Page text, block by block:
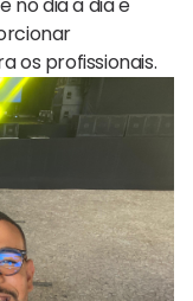
no dia a dia e
os profissionais.